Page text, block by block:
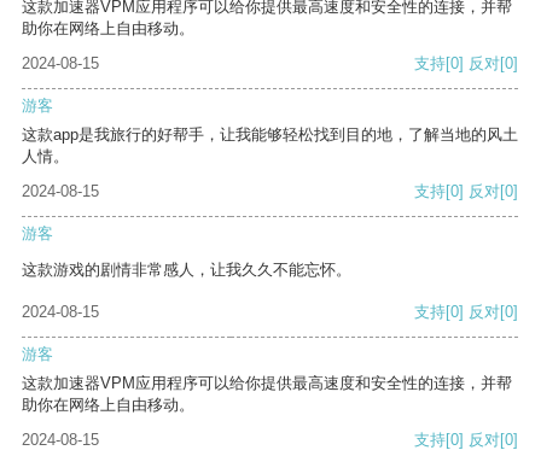
这款加速器VPM应用程序可以给你提供最高速度和安全性的连接，并帮
助你在网络上自由移动。
2024-08-15
支持[0] 反对[0]
游客
这款app是我旅行的好帮手，让我能够轻松找到目的地，了解当地的风土
人情。
2024-08-15
支持[0] 反对[0]
游客
这款游戏的剧情非常感人，让我久久不能忘怀。
2024-08-15 支持[0] 反对[0]
游客
这款加速器VPM应用程序可以给你提供最高速度和安全性的连接，并帮
助你在网络上自由移动。
2024-08-15
支持[0] 反对[0]